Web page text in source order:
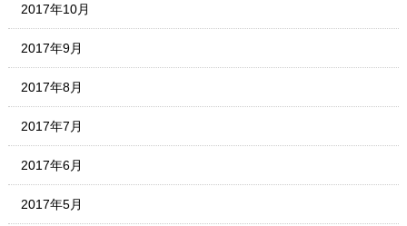
2017年10月
2017年9月
2017年8月
2017年7月
2017年6月
2017年5月